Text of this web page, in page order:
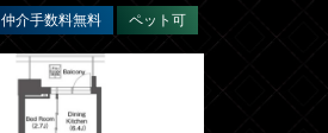
仲介手数料無料 ペット可